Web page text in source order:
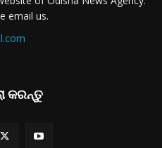
email us.
କରନ୍ତୁ